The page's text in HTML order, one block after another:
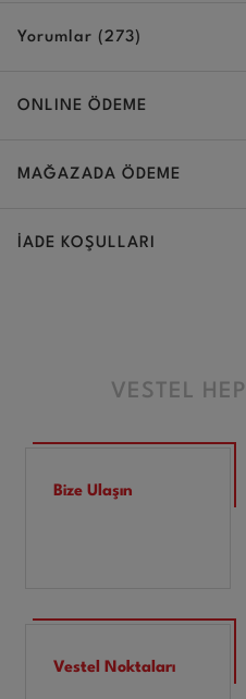
Yorumlar (273)
ONLINE ÖDEME
MAĞAZADA ÖDEME
İADE KOŞULLARI
VESTEL
Bize Ulaşın
Vestel Noktaları